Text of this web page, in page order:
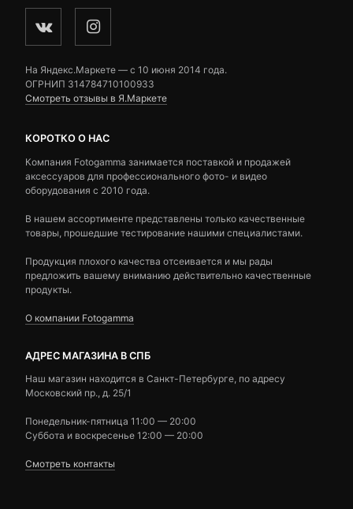
На Яндекс.Маркете — c 10 июня 2014 года.
ОГРНИП 314784710100933
Смотреть отзывы в Я.Маркете
КОРОТКО О НАС
Компания Fotogamma занимается поставкой и продажей
аксессуаров для профессионального фото- и видео
оборудования с 2010 года.
В нашем ассортименте представлены только качественные
товары, прошедшие тестирование нашими специалистами.
Продукция плохого качества отсеивается и мы рады
предложить вашему вниманию действительно качественные
продукты.
О компании Fotogamma
АДРЕС МАГАЗИНА В СПБ
Наш магазин находится в Санкт-Петербурге, по адресу
Московский пр., д. 25/1
Понедельник-пятница 11:00 — 20:00
Суббота и воскресенье 12:00 — 20:00
Смотреть контакты